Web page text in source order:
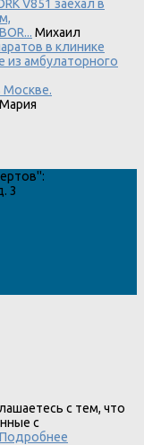
V851 заехал в
Михаил
в клинике
из амбулаторного
Москве.
Мария
:
3
с тем, что
с
Подробнее